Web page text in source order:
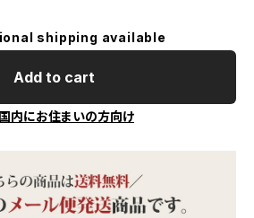
shipping available
Add to cart
内にお住まいの方向け